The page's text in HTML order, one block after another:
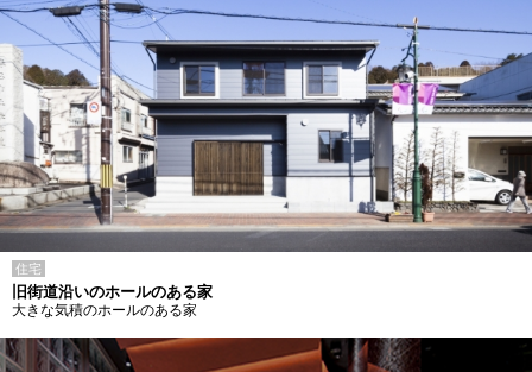
住宅
旧街道沿いのホールのある家
大きな気積のホールのある家